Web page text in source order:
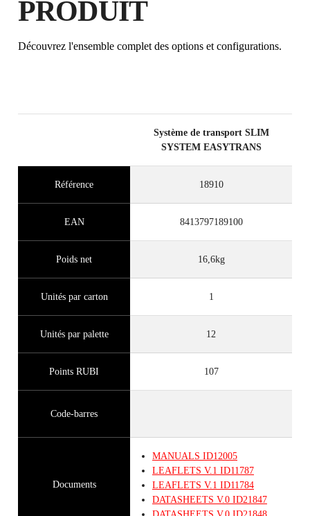
PRODUIT
Découvrez l'ensemble complet des options et configurations.
Système de transport SLIM
SYSTEM EASYTRANS
Référence 18910
EAN 8413797189100
Poids net 16,6kg
Unités par carton 1
Unités par palette 12
Points RUBI 107
Code-barres
Documents
MANUALS ID12005
LEAFLETS V.1 ID11787
LEAFLETS V.1 ID11784
DATASHEETS V.0 ID21847